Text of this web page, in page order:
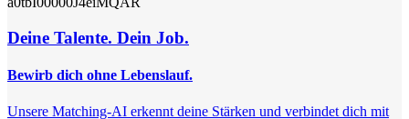
Deine Talente. Dein Job.
Bewirb dich ohne Lebenslauf.
Unsere Matching-AI erkennt deine Stärken und verbindet dich mit